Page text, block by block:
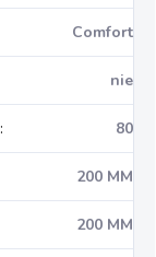
Comfort
nie
: 80
200 MM
200 MM